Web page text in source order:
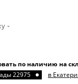
по наличию на
22975
в